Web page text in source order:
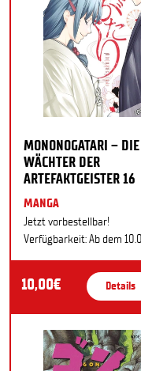
MONONOGATARI – DIE
WÄCHTER DER
ARTEFAKTGEISTER 16
MANGA
Jetzt vorbestellbar!
Verfügbarkeit: Ab dem
10,00€ Details